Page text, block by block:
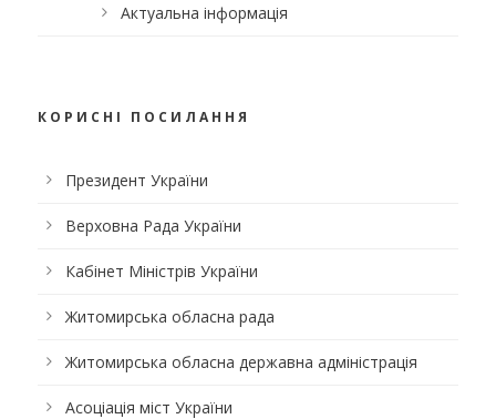
Актуальна інформація
КОРИСНІ ПОСИЛАННЯ
Президент України
Верховна Рада України
Кабінет Міністрів України
Житомирська обласна рада
Житомирська обласна державна адміністрація
Асоціація міст України